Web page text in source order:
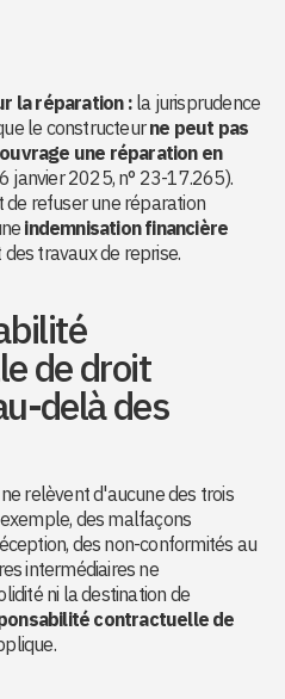
la réparation :la jurisprudence
le constructeurne peut pas
une réparation en
janvier 2025, n° 23-17.265).
de refuser une réparation
indemnisation financière
travaux de reprise.
de droit
delà des
relèvent d'aucune des trois
des malfaçons
des non-conformités au
intermédiaires ne
ni la destination de
contractuelle de